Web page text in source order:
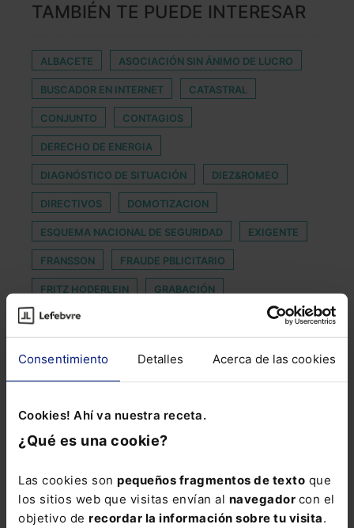
Consentimiento Detalles Acerca de las cookies
Cookies! Ahí va nuestra receta.
¿Qué es una cookie?
Las cookies son pequeños fragmentos de texto que
los sitios web que visitas envían al navegador con el
objetivo de recordar la información sobre tu visita.
TAMBIÉN TE PUEDE INTERESAR
ALBACETE ASOCIACIÓN SIN ÁNIMO DE LUCRO
BUSCADOR EN INTERNET CATASTRAL
CONJUNTO CONTAGIOS
DERECHO DE ENERGIA
DIAGNÓSTICO DE SITUACIÓN DIEZ&ROMEO
DIRECTIVOS DOMOTIZACION
ESQUEMA NACIONAL DE SEGURIDAD EXIGENTE
FRANSSON FRAUDE PBLICITARIO
FRITZ HODERLEIN GRABACIÓN
HERRAMIENTAS MACROPRUDENCIALES
RESPONSABILIDAD PATRIMONIAL DEL ESTADO
SUPLANTACIÓN TUITIVA
VIVIENDA DE PROTECCION PUBLICA